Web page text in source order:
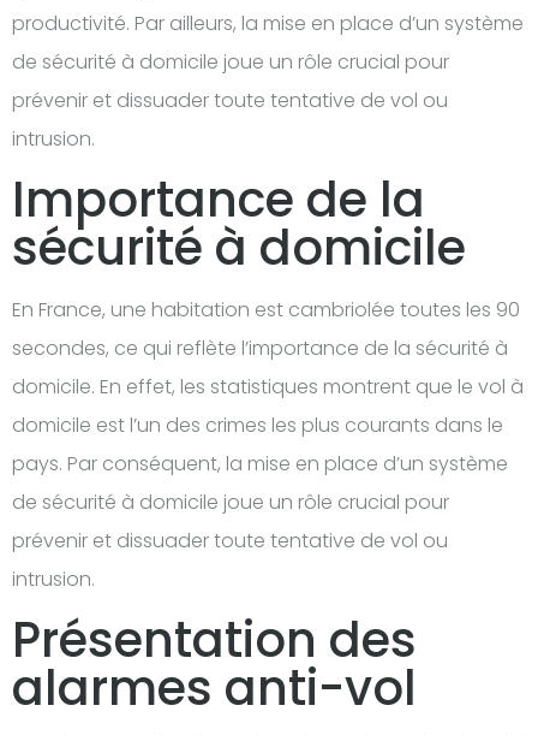
productivité. Par ailleurs, la mise en place d’un système
de sécurité à domicile joue un rôle crucial pour
prévenir et dissuader toute tentative de vol ou
intrusion.
Importance de la
sécurité à domicile
En France, une habitation est cambriolée toutes les 90
secondes, ce qui reflète l’importance de la sécurité à
domicile. En effet, les statistiques montrent que le vol à
domicile est l’un des crimes les plus courants dans le
pays. Par conséquent, la mise en place d’un système
de sécurité à domicile joue un rôle crucial pour
prévenir et dissuader toute tentative de vol ou
intrusion.
Présentation des
alarmes anti-vol